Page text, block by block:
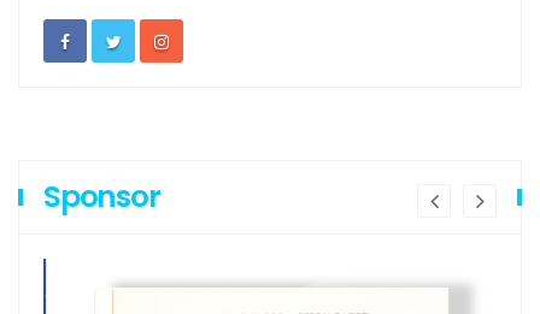
Sponsor